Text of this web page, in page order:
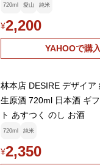
720ml 愛山 純米
¥2,200
YAHOOで購
林本店 DESIRE デザイア
生原酒 720ml 日本酒 ギ
ト あすつく のし お酒
720ml 純米
¥2,350